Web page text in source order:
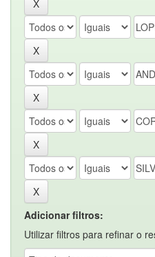
Adicionar filtros:
Utilizar filtros para refinar o